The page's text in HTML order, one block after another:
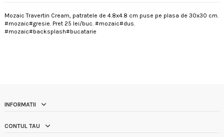
Mozaic Travertin Cream, patratele de 4.8x4.8 cm puse pe plasa de 30x30 cm.
#mozaic#gresie. Pret 25 lei/buc. #mozaic#dus.
#mozaic#backsplash#bucatarie
INFORMATII
CONTUL TAU